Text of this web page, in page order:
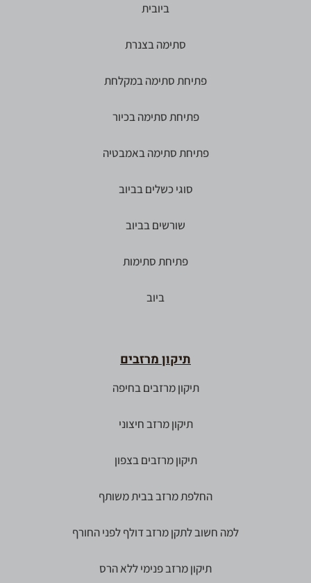
ביובית
סתימה בצנרת
פתיחת סתימה במקלחת
פתיחת סתימה בכיור
פתיחת סתימה באמבטיה
סוגי כשלים בביוב
שורשים בביוב
פתיחת סתימות
ביוב
תיקון מרזבים
תיקון מרזבים בחיפה
תיקון מרזב חיצוני
תיקון מרזבים בצפון
החלפת מרזב בבית משותף
למה חשוב לתקן מרזב דולף לפני החורף
תיקון מרזב פנימי ללא הרס